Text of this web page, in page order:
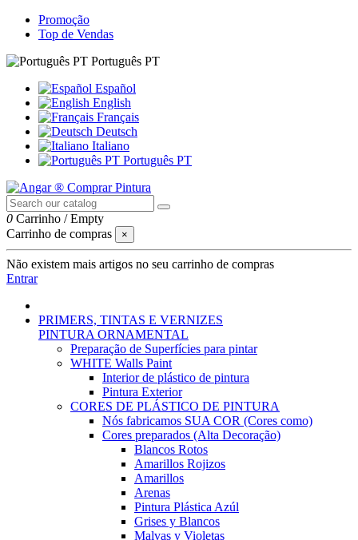
Promoção
Top de Vendas
Português PT
Español
English
Français
Deutsch
Italiano
Português PT
0 Carrinho /Empty
Carrinho de compras
×
Não existem mais artigos no seu carrinho de compras
Entrar
PRIMERS, TINTAS E VERNIZES
PINTURA ORNAMENTAL
Preparação de Superfícies para pintar
WHITE Walls Paint
Interior de plástico de pintura
Pintura Exterior
CORES DE PLÁSTICO DE PINTURA
Nós fabricamos SUA COR (Cores como)
Cores preparados (Alta Decoração)
Blancos Rotos
Amarillos Rojizos
Amarillos
Arenas
Pintura Plástica Azúl
Grises y Blancos
Malvas y Violetas